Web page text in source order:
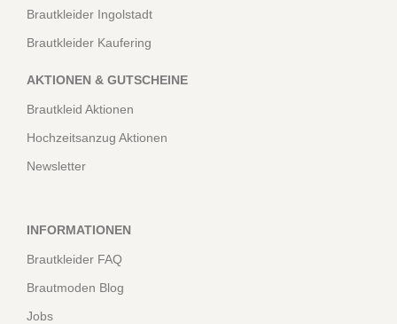
Brautkleider Ingolstadt
Brautkleider Kaufering
AKTIONEN & GUTSCHEINE
Brautkleid Aktionen
Hochzeitsanzug Aktionen
Newsletter
INFORMATIONEN
Brautkleider FAQ
Brautmoden Blog
Jobs